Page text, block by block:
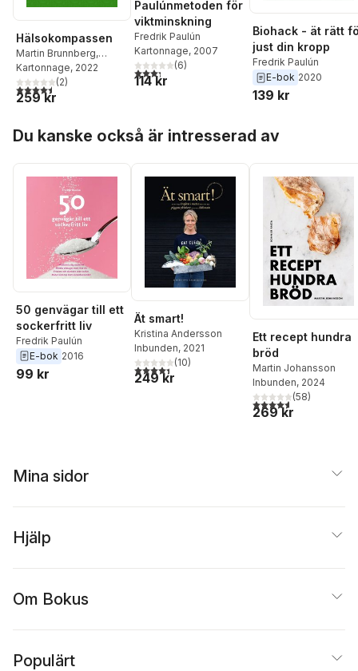
Hälsokompassen
Martin Brunnberg,
Fredrik Paulún
Kartonnage, 2022
4,5utav 5 stjärnor. Totalt antal röster:
(2)
259 kr
Paulúnmetoden för
viktminskning
Fredrik Paulún
Kartonnage, 2007
3,3utav 5 stjärnor. Totalt antal röster:
(6)
114 kr
Biohack - ät rätt
just din kropp
Fredrik Paulún
E-bok 2020
139 kr
Du kanske också är intresserad av
50 genvägar till ett
sockerfritt liv
Fredrik Paulún
E-bok 2016
99 kr
Ät smart!
Kristina Andersson
Inbunden, 2021
4,4utav 5 stjärnor. Totalt antal röster:
(10)
249 kr
Ett recept hundra
bröd
Martin Johansson
Inbunden, 2024
4,6utav 5 stjärnor.
(58)
269 kr
Mina sidor
Hjälp
Om Bokus
Populärt